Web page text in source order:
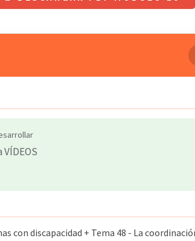
con discapacidad + Tema 48 - La